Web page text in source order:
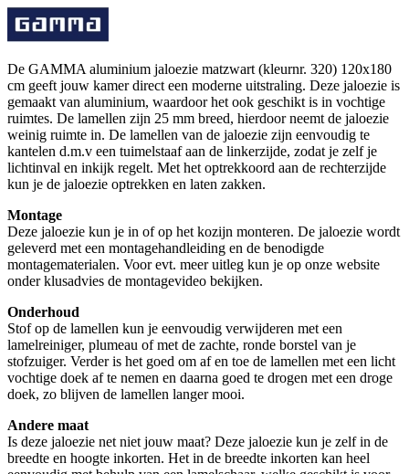
De GAMMA aluminium jaloezie matzwart (kleurnr. 320) 120x180
cm geeft jouw kamer direct een moderne uitstraling. Deze jaloezie is
gemaakt van aluminium, waardoor het ook geschikt is in vochtige
ruimtes. De lamellen zijn 25 mm breed, hierdoor neemt de jaloezie
weinig ruimte in. De lamellen van de jaloezie zijn eenvoudig te
kantelen d.m.v een tuimelstaaf aan de linkerzijde, zodat je zelf je
lichtinval en inkijk regelt. Met het optrekkoord aan de rechterzijde
kun je de jaloezie optrekken en laten zakken.
Montage
Deze jaloezie kun je in of op het kozijn monteren. De jaloezie wordt
geleverd met een montagehandleiding en de benodigde
montagematerialen. Voor evt. meer uitleg kun je op onze website
onder klusadvies de montagevideo bekijken.
Onderhoud
Stof op de lamellen kun je eenvoudig verwijderen met een
lamelreiniger, plumeau of met de zachte, ronde borstel van je
stofzuiger. Verder is het goed om af en toe de lamellen met een licht
vochtige doek af te nemen en daarna goed te drogen met een droge
doek, zo blijven de lamellen langer mooi.
Andere maat
Is deze jaloezie net niet jouw maat? Deze jaloezie kun je zelf in de
breedte en hoogte inkorten. Het in de breedte inkorten kan heel